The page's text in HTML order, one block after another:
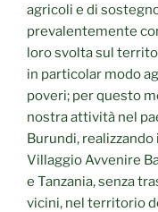
agricoli e di
prevalentemente
loro svolta sul
in particolar modo
poveri; per questo
nostra attività nel
Burundi,
Villaggio Avvenire
e Tanzania, senza
vicini, nel territorio